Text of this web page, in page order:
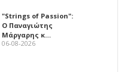
"Strings of Passion":
Ο Παναγιώτης
Μάργαρης κ…
06-08-2026